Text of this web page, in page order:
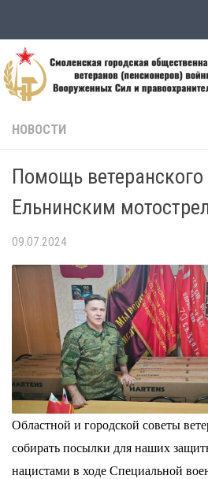
НОВОСТИ
Помощь
Ельнинским
09.07.2024
Областной и городской советы
собирать посылки для наших
нацистами в ходе Специальной